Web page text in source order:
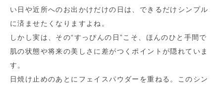
い日や近所へのお出かけだけの日は、できるだけシンプル
に済ませたくなりますよね。
しかし実は、その“すっぴんの日”こそ、ほんのひと手間で
肌の状態や将来の美しさに差がつくポイントが隠れていま
す。
日焼け止めのあとにフェイスパウダーを重ねる。このシン